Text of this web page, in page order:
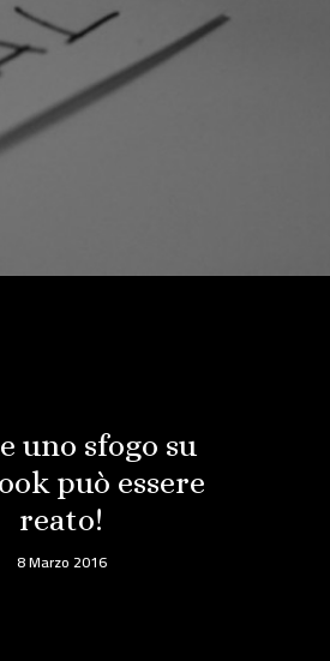
uno sfogo su
può essere
reato!
8 Marzo 2016